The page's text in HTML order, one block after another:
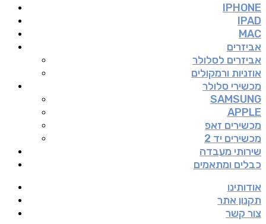
IPHONE
IPAD
MAC
אביזרים
אביזרים לסלולר
אוזניות ורמקולים
מכשירי סלולר
SAMSUNG
APPLE
מכשירים זאפ
מכשירים יד 2
שירותי מעבדה
כבלים ומתאמים
אודותינו
תקנון אתר
צור קשר